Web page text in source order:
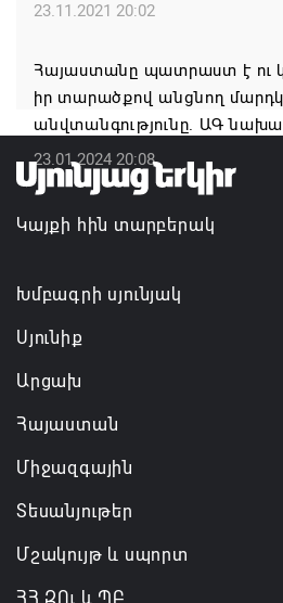
ՀՐԱՎԻՐՈՒՄ ԵՆՔ ՄԻԱՍԻՆ
07.08.2026 16:21
նախաձեռնությամբ
մեծածավալ աշխատանքներ՝
բնակավայրերում
23.11.2021 20:02
Հայաստանը պատրաստ է ու
իր տարածքով անցնող
անվտանգությունը. ԱԳ
23.01.2024 20:08
Կայքի հին տարբերակ
Խմբագրի սյունյակ
Սյունիք
Արցախ
Հայաստան
Միջազգային
Տեսանյութեր
Մշակույթ և սպորտ
ՀՀ ԶՈւ և ՊԲ